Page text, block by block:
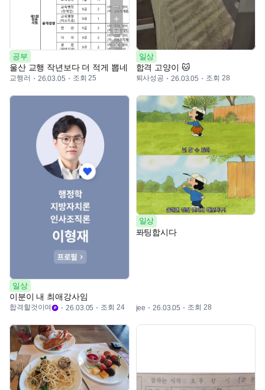
공부
울산 교행 작년보다 더 적게 뽑네
교행러 26.03.05 조회 25
일상
합격 고양이 🐱
퇴사성공 26.03.05 조회 28
일상
이분이 내 최애강사임
합격할것이여 26.03.05 조회 24
일상
퐈팅합시다
jee 26.03.05 조회 28